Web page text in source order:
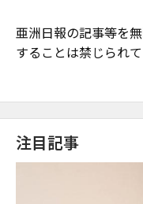
亜洲日報の記事等を
することは禁じられて
注目記事